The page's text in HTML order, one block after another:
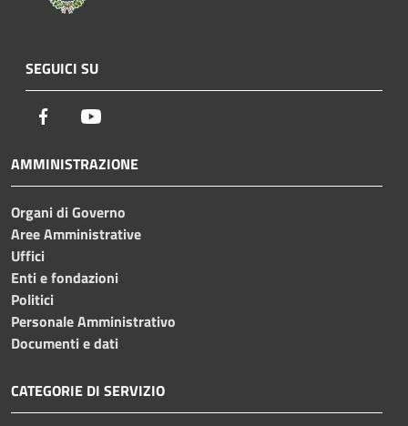
SEGUICI SU
Facebook
AMMINISTRAZIONE
Organi di Governo
Aree Amministrative
Uffici
Enti e fondazioni
Politici
Personale Amministrativo
Documenti e dati
CATEGORIE DI SERVIZIO